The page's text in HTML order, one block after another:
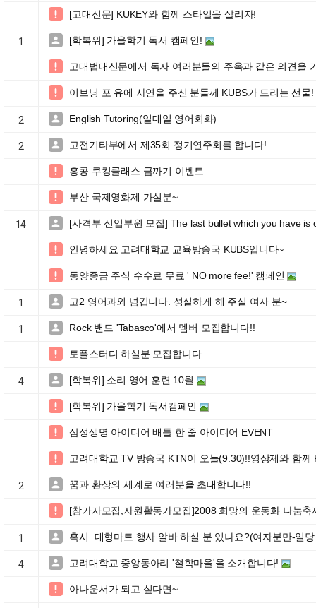
 [고대신문] KUKEY와 함께 스타일을 살리자!
1  [학복위] 가을학기 독서 캠페인!
 고대법대신문에서 독자 여러분들의 주옥과 같은 의견을
 이브닝 포 유에 사연을 주신 분들께 KUBS가 드리는 선물!
2  English Tutoring(일대일 영어회화)
2  고전기타부에서 제35회 정기연주회를 합니다!
 홍콩 쿠킹클래스 금까기 이벤트
 부산 국제영화제 가실분~
14  [사격부 신입부원 모집] The last bullet which you have is
 안녕하세요 고려대학교 교육방송국 KUBS입니다~
 동양종금 주식 수수료 무료 ' NO more fee!' 캠페인
1  고2 영어과외 넘깁니다. 성실하게 해 주실 여자 분~
1  Rock 밴드 'Tabasco'에서 멤버 모집합니다!!
 토플스터디 하실분 모집합니다.
4  [학복위] 소리 영어 훈련 10월
 [학복위] 가을학기 독서캠페인
 삼성생명 아이디어 배틀 한 줄 아이디어 EVENT
 고려대학교 TV 방송국 KTN이 오늘(9.30)!!영상제와 함께
2  꿈과 환상의 세계로 여러분을 초대합니다!!
 [참가자모집,자원활동가모집]2008 희망의 운동화 나눔
1  혹시..대형마트 행사 알바 하실 분 있나요?(여자분만-일
4  고려대학교 중앙동아리 '철학마을'을 소개합니다!
 아나운서가 되고 싶다면~